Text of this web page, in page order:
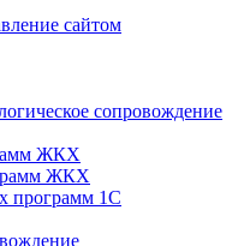
сайтом
сопровождение
ЖКХ
ЖКХ
программ 1С